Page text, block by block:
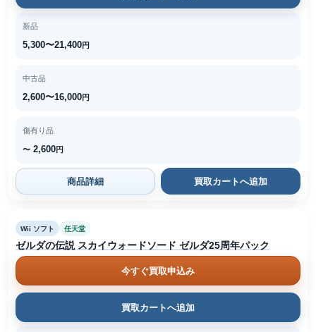
新品
5,300〜21,400円
中古品
2,600〜16,000円
傷有り品
〜 2,600円
商品詳細 買取カートへ追加
Wii ソフト 任天堂
ゼルダの伝説 スカイウォードソード ゼルダ25周年パック
今すぐ買取申込み
買取カートへ追加